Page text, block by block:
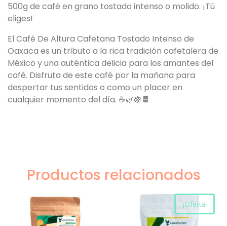
500g de café en grano tostado intenso o molido. ¡Tú
eliges!
El Café De Altura Cafetana Tostado Intenso de
Oaxaca es un tributo a la rica tradición cafetalera de
México y una auténtica delicia para los amantes del
café. Disfruta de este café por la mañana para
despertar tus sentidos o como un placer en
cualquier momento del día. ☕🌿🍇🍫
Productos relacionados
¡Oferta!